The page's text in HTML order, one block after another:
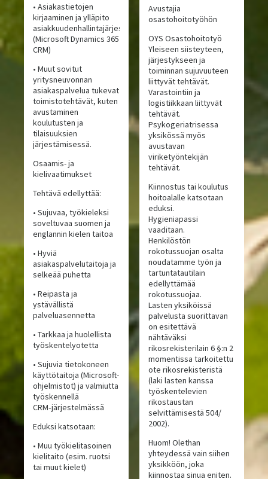
• Asiakastietojen
kirjaaminen ja ylläpito
asiakkuudenhallintajärjestelmässä
(Microsoft Dynamics 365
CRM)
• Muut sovitut
yritysneuvonnan
asiakaspalvelua tukevat
toimistotehtävät, kuten
avustaminen
koulutusten ja
tilaisuuksien
järjestämisessä.
Osaamis- ja
kielivaatimukset
Tehtävä edellyttää:
• Sujuvaa, työkieleksi
soveltuvaa suomen ja
englannin kielen taitoa
• Hyviä
asiakaspalvelutaitoja ja
selkeää puhetta
• Reipasta ja
ystävällistä
palveluasennetta
• Tarkkaa ja huolellista
työskentelyotetta
• Sujuvia tietokoneen
käyttötaitoja (Microsoft-
ohjelmistot) ja valmiutta
työskennellä
CRM‑järjestelmässä
Eduksi katsotaan:
• Muu työkielitasoinen
kielitaito (esim. ruotsi
tai muut kielet)
Avustajia
osastohoitotyöhön
OYS Osastohoitotyö
Yleiseen siisteyteen,
järjestykseen ja
toiminnan sujuvuuteen
liittyvät tehtävät.
Varastointiin ja
logistiikkaan liittyvät
tehtävät.
Psykogeriatrisessa
yksikössä myös
avustavan
viriketyöntekijän
tehtävät.
Kiinnostus tai koulutus
hoitoalalle katsotaan
eduksi.
Hygieniapassi
vaaditaan.
Henkilöstön
rokotussuojan osalta
noudatamme työn ja
tartuntatautilain
edellyttämää
rokotussuojaa.
Lasten yksiköissä
palvelusta suorittavan
on esitettävä
nähtäväksi
rikosrekisterilain 6 §:n 2
momentissa tarkoitettu
ote rikosrekisteristä
(laki lasten kanssa
työskentelevien
rikostaustan
selvittämisestä 504/
2002).
Huom! Olethan
yhteydessä vain siihen
yksikköön, joka
kiinnostaa sinua eniten.